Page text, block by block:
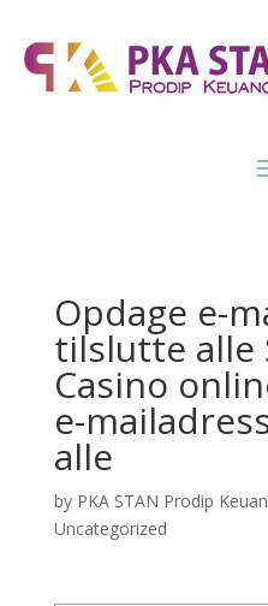
Opdage e-
tilslutte alle
Casino
e-
alle
by PKA STAN Prodip
Uncategorized